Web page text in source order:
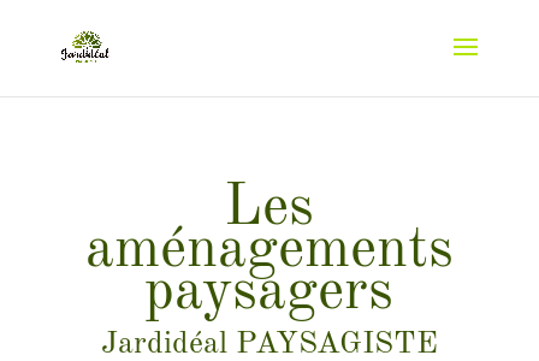
Les
aménagements
paysagers
Jardidéal PAYSAGISTE